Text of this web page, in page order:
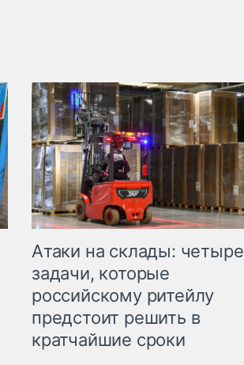
Атаки на склады: четыре
задачи, которые
российскому ритейлу
предстоит решить в
кратчайшие сроки